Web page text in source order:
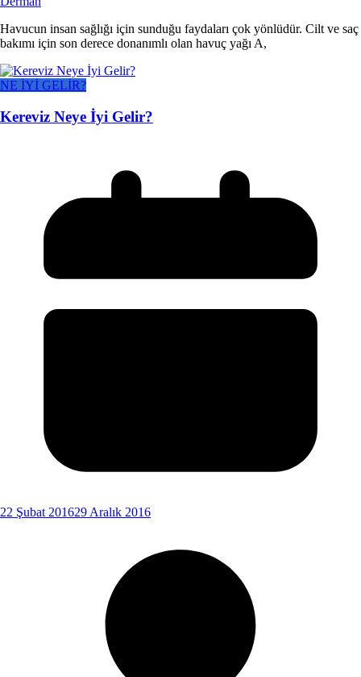
Havucun insan sağlığı için sunduğu faydaları çok yönlüdür. Cilt ve saç
bakımı için son derece donanımlı olan havuç yağı A,
NE İYİ GELİR?
Kereviz Neye İyi Gelir?
22 Şubat 201629 Aralık 2016